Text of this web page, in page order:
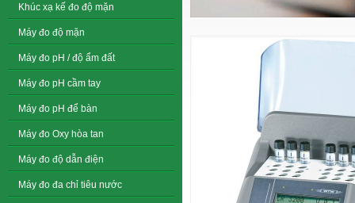
Khúc xạ kế đo độ mặn
Máy đo độ mặn
Máy đo pH / độ ẩm đất
Máy đo pH cầm tay
Máy đo pH để bàn
Máy đo Oxy hòa tan
Máy đo độ dẫn điện
Máy đo đa chỉ tiêu nước